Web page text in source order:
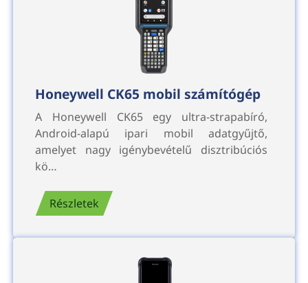
Honeywell CK65 mobil számítógép
A Honeywell CK65 egy ultra-strapabíró,
Android-alapú ipari mobil adatgyűjtő,
amelyet nagy igénybevételű disztribúciós
kö…
Részletek